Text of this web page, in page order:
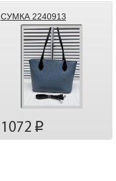
СУМКА 2240913
1072 p